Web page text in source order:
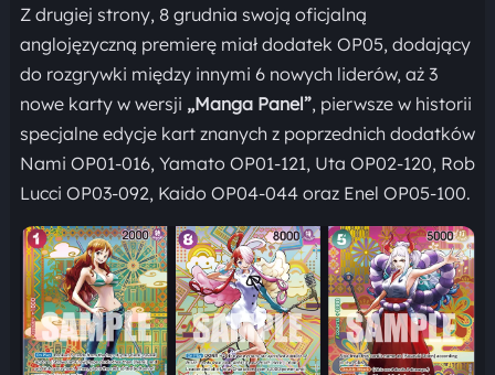
Z drugiej strony, 8 grudnia swoją oficjalną
anglojęzyczną premierę miał dodatek OP05, dodający
do rozgrywki między innymi 6 nowych liderów, aż 3
nowe karty w wersji „Manga Panel”, pierwsze w historii
specjalne edycje kart znanych z poprzednich dodatków
Nami OP01-016, Yamato OP01-121, Uta OP02-120, Rob
Lucci OP03-092, Kaido OP04-044 oraz Enel OP05-100.